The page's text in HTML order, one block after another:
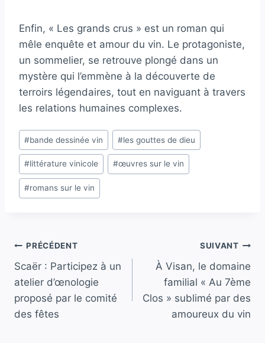
Enfin, « Les grands crus » est un roman qui
mêle enquête et amour du vin. Le protagoniste,
un sommelier, se retrouve plongé dans un
mystère qui l’emmène à la découverte de
terroirs légendaires, tout en naviguant à travers
les relations humaines complexes.
Étiquettes
de
la
publication :
#bande dessinée vin #les gouttes de dieu
#littérature vinicole #œuvres sur le vin
#romans sur le vin
Navigation
de
l’article
PRÉCÉDENT
Scaër : Participez à un
atelier d’œnologie
proposé par le comité
des fêtes
SUIVANT
À Visan, le domaine
familial « Au 7ème
Clos » sublimé par des
amoureux du vin